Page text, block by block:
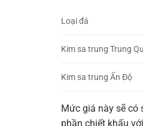
Loại đá
Kim sa trung Trung
Kim sa trung Ấn Độ
Mức giá này sẽ có
phần chiết khấu